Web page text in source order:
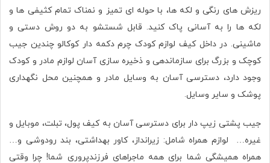
ریزش های رنگی و لکه ها، با حوله ای تمیز و نمناک تمام کثیفی ها و
لکه ها را به آسانی پاک کنید. قابل شستشو به دو روش دستی و
ماشینی. در داخل کیف لوازم کودک چرم دکمه دار کوکالو چندین جیب
کوچک و بزرگ برای سازماندهی و ذخیره سازی آسان لوازم مادر و کودک
وجود دارد، دسترسی آسان به وسایل مادر و همچنین محل نگهداری
پوشک و سایر وسایل.
جیب پشتی زیپ دار برای دسترسی‌ آسان به کیف پول، تبلت، موبایل و
غیره… لوازم همراه شامل: زیرانداز، کاور بهداشتی، بند رودوشی و…
همراه همیشگی شما برای همه ماجراهای فرزندپروری شما! چرا وقتی